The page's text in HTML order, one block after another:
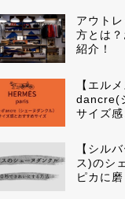
アウト
方とは
紹介！
【エル
dancre(
サイズ
【シル
ス)のシ
ピカに